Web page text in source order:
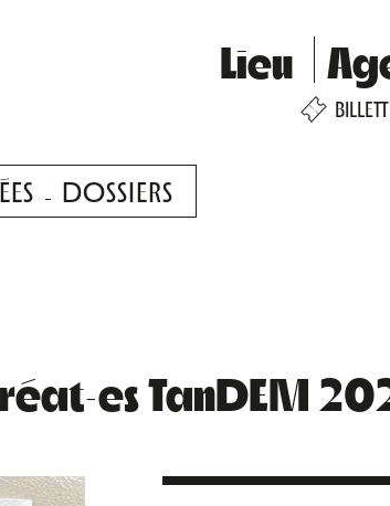
Lieu
DOSSIERS
TanDEM